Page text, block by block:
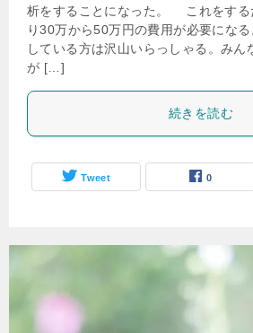
析をすることになった。 これをする
り30万から50万円の費用が必要にな
している方は沢山いらっしゃる。みん
が […]
続きを読む
Tweet 0